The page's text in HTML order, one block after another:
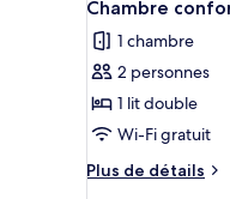
Chambre
Simple,
toutes
les
photos
pour
ce
type
de
Chambre
1 chambre
2 personnes
1 lit double
Wi-Fi gratuit
Plus de détails
Plus